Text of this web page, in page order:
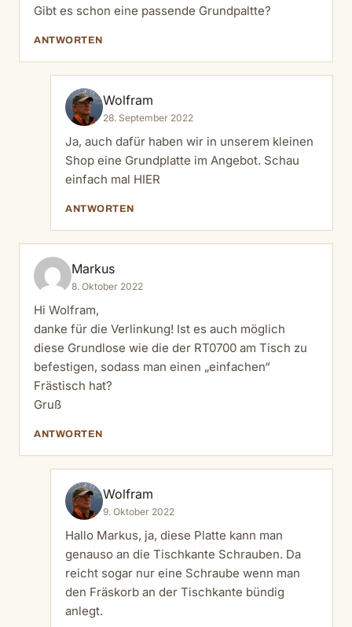
Gibt es schon eine passende Grundpaltte?
ANTWORTEN
Wolfram
28. September 2022
Ja, auch dafür haben wir in unserem kleinen
Shop eine Grundplatte im Angebot. Schau
einfach mal HIER
ANTWORTEN
Markus
8. Oktober 2022
Hi Wolfram,
danke für die Verlinkung! Ist es auch möglich
diese Grundlose wie die der RT0700 am Tisch zu
befestigen, sodass man einen „einfachen“
Frästisch hat?
Gruß
ANTWORTEN
Wolfram
9. Oktober 2022
Hallo Markus, ja, diese Platte kann man
genauso an die Tischkante Schrauben. Da
reicht sogar nur eine Schraube wenn man
den Fräskorb an der Tischkante bündig
anlegt.